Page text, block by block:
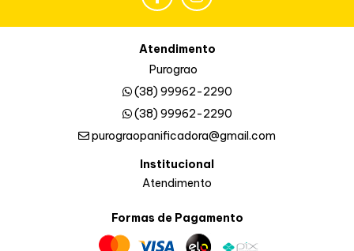
Atendimento
Purograo
(38) 99962-2290
(38) 99962-2290
purograopanificadora@gmail.com
Institucional
Atendimento
Formas de Pagamento